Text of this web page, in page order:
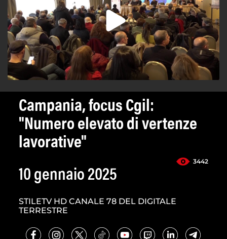
Campania, focus Cgil:
"Numero elevato di vertenze
lavorative"
3442
10 gennaio 2025
STILETV HD CANALE 78 DEL DIGITALE
TERRESTRE